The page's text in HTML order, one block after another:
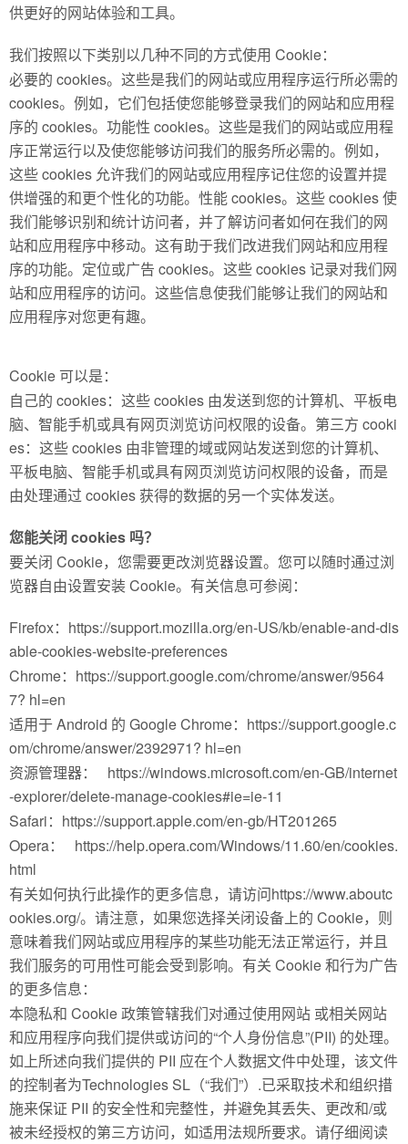
供更好的网站体验和工具。
我们按照以下类别以几种不同的方式使用 Cookie：
必要的 cookies。这些是我们的网站或应用程序运行所必需的
cookies。例如，它们包括使您能够登录我们的网站和应用程
序的 cookies。功能性 cookies。这些是我们的网站或应用程
序正常运行以及使您能够访问我们的服务所必需的。例如，
这些 cookies 允许我们的网站或应用程序记住您的设置并提
供增强的和更个性化的功能。性能 cookies。这些 cookies 使
我们能够识别和统计访问者，并了解访问者如何在我们的网
站和应用程序中移动。这有助于我们改进我们网站和应用程
序的功能。定位或广告 cookies。这些 cookies 记录对我们网
站和应用程序的访问。这些信息使我们能够让我们的网站和
应用程序对您更有趣。
Cookie 可以是：
自己的 cookies：这些 cookies 由发送到您的计算机、平板电
脑、智能手机或具有网页浏览访问权限的设备。第三方 cooki
es：这些 cookies 由非管理的域或网站发送到您的计算机、
平板电脑、智能手机或具有网页浏览访问权限的设备，而是
由处理通过 cookies 获得的数据的另一个实体发送。
您能关闭 cookies 吗？
要关闭 Cookie，您需要更改浏览器设置。您可以随时通过浏
览器自由设置安装 Cookie。有关信息可参阅：
Firefox：https://support.mozilla.org/en-US/kb/enable-and-dis
able-cookies-website-preferences
Chrome：https://support.google.com/chrome/answer/9564
7? hl=en
适用于 Android 的 Google Chrome：https://support.google.c
om/chrome/answer/2392971? hl=en
资源管理器： https://windows.microsoft.com/en-GB/internet
-explorer/delete-manage-cookies#ie=ie-11
Safari：https://support.apple.com/en-gb/HT201265
Opera： https://help.opera.com/Windows/11.60/en/cookies.
html
有关如何执行此操作的更多信息，请访问https://www.aboutc
ookies.org/。请注意，如果您选择关闭设备上的 Cookie，则
意味着我们网站或应用程序的某些功能无法正常运行，并且
我们服务的可用性可能会受到影响。有关 Cookie 和行为广告
的更多信息：
本隐私和 Cookie 政策管辖我们对通过使用网站 或相关网站
和应用程序向我们提供或访问的“个人身份信息”(PII) 的处理。
如上所述向我们提供的 PII 应在个人数据文件中处理，该文件
的控制者为Technologies SL（“我们”）.已采取技术和组织措
施来保证 PII 的安全性和完整性，并避免其丢失、更改和/或
被未经授权的第三方访问，如适用法规所要求。请仔细阅读